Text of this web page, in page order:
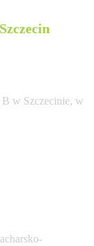
w Szczecinie, w